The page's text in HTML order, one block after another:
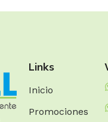
Links
Inicio
Promociones